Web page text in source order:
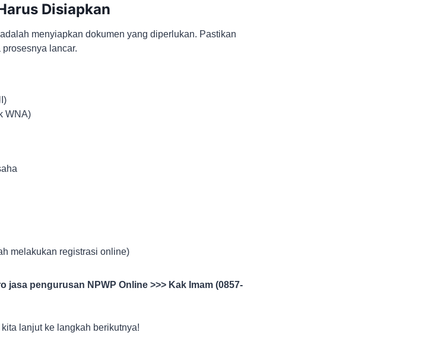
Disiapkan
menyiapkan dokumen yang diperlukan. Pastikan
lancar.
WNA)
melakukan registrasi online)
jasa pengurusan NPWP Online >>> Kak Imam (0857-
lanjut ke langkah berikutnya!